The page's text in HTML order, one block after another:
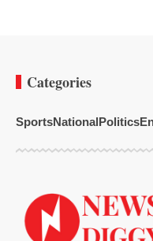
Categories
SportsNationalPolitics